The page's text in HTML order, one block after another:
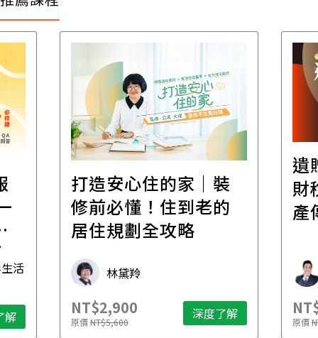
活
解
打造安心住的家｜裝
修前必懂！住到老的
居住規劃全攻略
林黛羚
NT$2,900
原價NT$5,600 深度了解
遺
財
產
原價